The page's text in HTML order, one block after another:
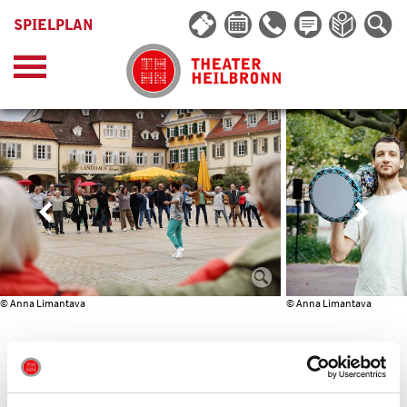
SPIELPLAN
© Anna Limantava © Anna Limantava
DABKE-TANZ-EVENT
Medhat Aldaabal & Ali Hasan (D)